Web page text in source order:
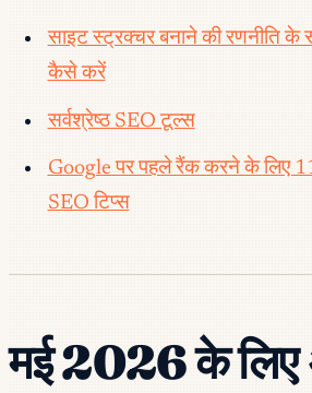
साइट स्ट्रक्चर बनाने की रणनीति के
कैसे करें
सर्वश्रेष्ठ SEO टूल्स
Google पर पहले रैंक करने के लिए
SEO टिप्स
मई 2026 के